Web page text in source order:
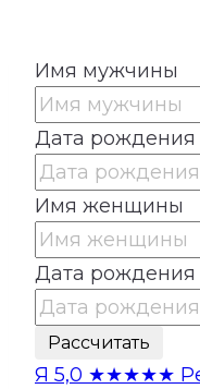
Имя мужчины
Дата
Имя женщины
Дата
Рассчитать
Я 5,0 ★★★★★